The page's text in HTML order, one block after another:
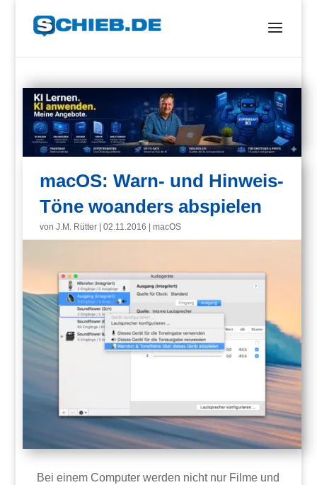
macOS: Warn- und Hinweis-
Töne woanders abspielen
vonJ.M. Rütter |02.11.2016 |macOS
Bei einem Computer werden nicht nur Filme und